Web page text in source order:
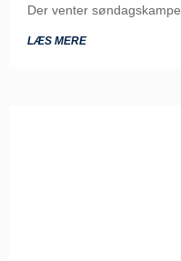
Der venter søndagskampe
LÆS MERE